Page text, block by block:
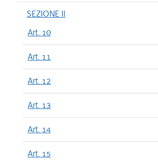
SEZIONE II
Art. 10
Art. 11
Art. 12
Art. 13
Art. 14
Art. 15